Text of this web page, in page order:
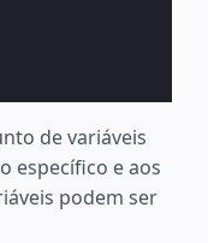
de variáveis
específico e aos
podem ser